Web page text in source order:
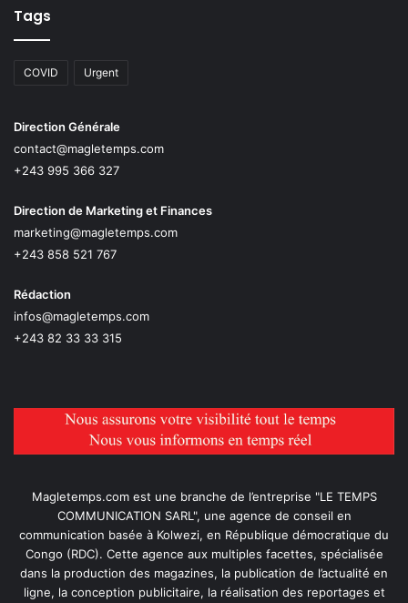
Tags
COVID Urgent
Direction Générale
contact@magletemps.com
+243 995 366 327
Direction de Marketing et Finances
marketing@magletemps.com
+243 858 521 767
Rédaction
infos@magletemps.com
+243 82 33 33 315
Magletemps.com est une branche de l’entreprise "LE TEMPS
COMMUNICATION SARL", une agence de conseil en
communication basée à Kolwezi, en République démocratique du
Congo (RDC). Cette agence aux multiples facettes, spécialisée
dans la production des magazines, la publication de l’actualité en
ligne, la conception publicitaire, la réalisation des reportages et